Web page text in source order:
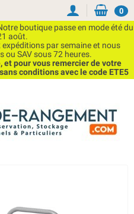
boutique passe en mode été du
août.
expéditions par semaine et nous
ou SAV sous 72 heures.
et pour vous remercier de votre
conditions avec le code ETE5
0